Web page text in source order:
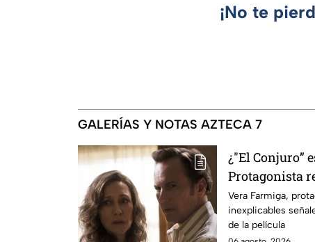
¡No te
GALERÍAS Y NOTAS AZTECA 7
¿"El Conjuro”
Protagonista
señales en su
grabación de
Vera Farmiga,
inexplicables
de la película